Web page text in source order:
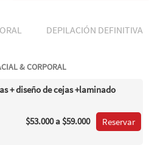
DEPILACIÓN DEFINITIVA
& CORPORAL
+ diseño de cejas +laminado
$53.000a $59.000 Reservar